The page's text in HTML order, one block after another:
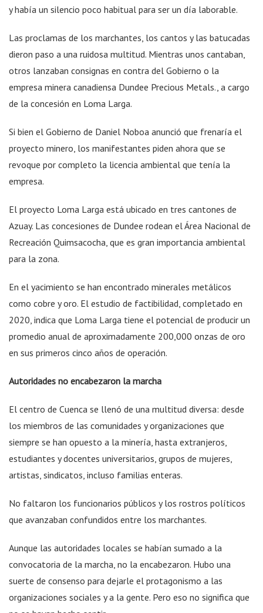
y había un silencio poco habitual para ser un día laborable.
Las proclamas de los marchantes, los cantos y las batucadas
dieron paso a una ruidosa multitud. Mientras unos cantaban,
otros lanzaban consignas en contra del Gobierno o la
empresa minera canadiensa Dundee Precious Metals., a cargo
de la concesión en Loma Larga.
Si bien el Gobierno de Daniel Noboa anunció que frenaría el
proyecto minero, los manifestantes piden ahora que se
revoque por completo la licencia ambiental que tenía la
empresa.
El proyecto Loma Larga está ubicado en tres cantones de
Azuay. Las concesiones de Dundee rodean el Área Nacional de
Recreación Quimsacocha, que es gran importancia ambiental
para la zona.
En el yacimiento se han encontrado minerales metálicos
como cobre y oro. El estudio de factibilidad, completado en
2020, indica que Loma Larga tiene el potencial de producir un
promedio anual de aproximadamente 200,000 onzas de oro
en sus primeros cinco años de operación.
Autoridades no encabezaron la marcha
El centro de Cuenca se llenó de una multitud diversa: desde
los miembros de las comunidades y organizaciones que
siempre se han opuesto a la minería, hasta extranjeros,
estudiantes y docentes universitarios, grupos de mujeres,
artistas, sindicatos, incluso familias enteras.
No faltaron los funcionarios públicos y los rostros políticos
que avanzaban confundidos entre los marchantes.
Aunque las autoridades locales se habían sumado a la
convocatoria de la marcha, no la encabezaron. Hubo una
suerte de consenso para dejarle el protagonismo a las
organizaciones sociales y a la gente. Pero eso no significa que